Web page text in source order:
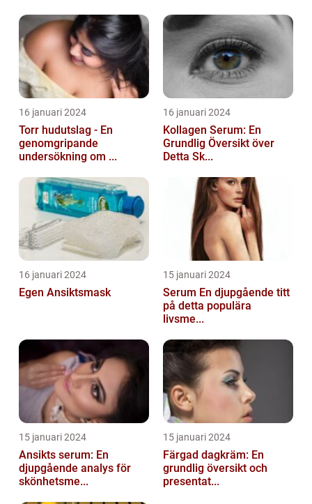
16 januari 2024
Torr hudutslag - En
genomgripande
undersökning om ...
16 januari 2024
Kollagen Serum: En
Grundlig Översikt över
Detta Sk...
16 januari 2024
Egen Ansiktsmask
15 januari 2024
Serum En djupgående titt
på detta populära
livsme...
15 januari 2024
Ansikts serum: En
djupgående analys för
skönhetsme...
15 januari 2024
Färgad dagkräm: En
grundlig översikt och
presentat...